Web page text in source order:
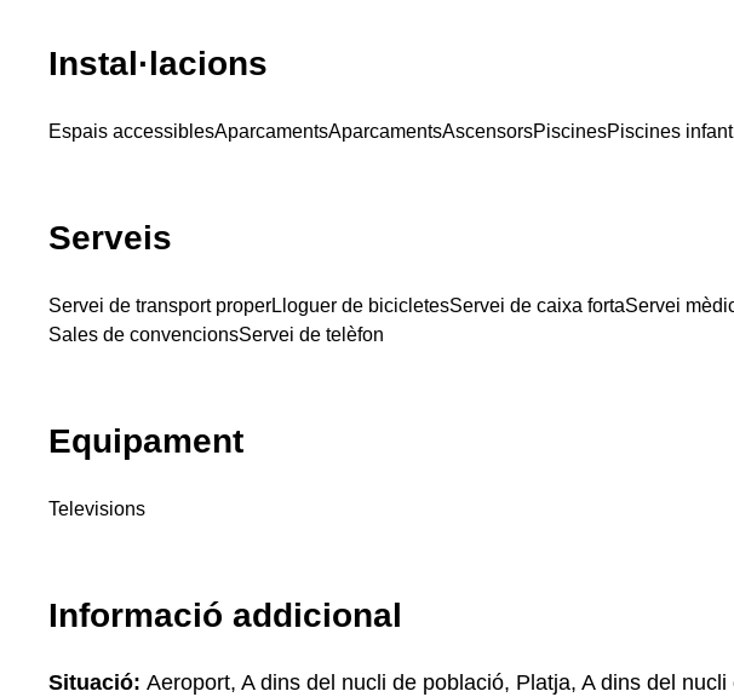
Instal·lacions
Espais accessiblesAparcamentsAparcamentsAscensorsPiscinesPiscines
Serveis
Servei de transport properLloguer de bicicletesServei de caixa fortaServei
Sales de convencionsServei de telèfon
Equipament
Televisions
Informació addicional
Situació: Aeroport, A dins del nucli de població, Platja, A dins del nucli